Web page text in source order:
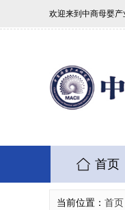
欢迎来到中商母婴产
首页
当前位置： 首页